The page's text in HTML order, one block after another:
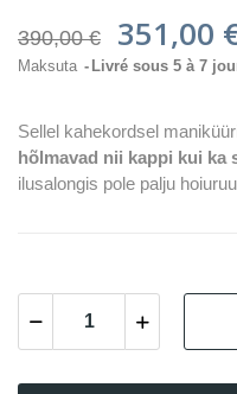
390,00 € 351,00
Maksuta Livré sous 5 à 7
Sellel kahekordsel
hõlmavad nii kappi kui ka
ilusalongis pole palju